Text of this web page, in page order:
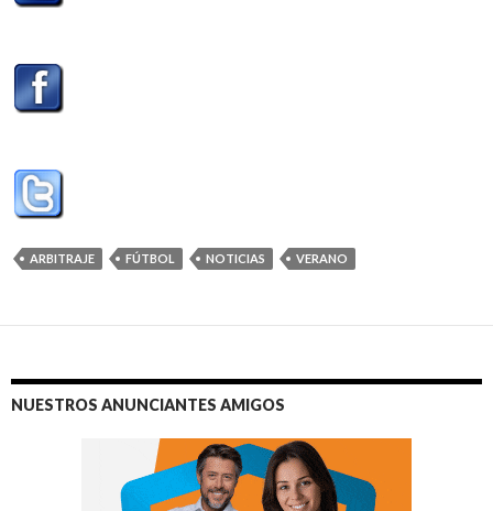
ARBITRAJE FÚTBOL NOTICIAS VERANO
NUESTROS ANUNCIANTES AMIGOS